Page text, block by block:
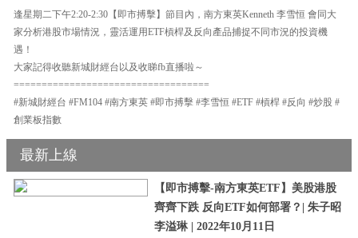
逢星期二下午2:20-2:30【即市搏擊】節目內，南方東英Kenneth 李雪恒 會同大
家分析港股市場情況，靈活運用ETF槓桿及反向產品捕捉不同市況的投資機
遇！
大家記得收聽新城財經台以及收睇fb直播啦～
===================================
#新城財經台 #FM104 #南方東英 #即市搏擊 #李雪恒 #ETF #槓桿 #反向 #炒股 #
創業板指數
最新上線
【即市搏擊-南方東英ETF】美股港股
齊齊下跌 反向ETF如何部署？| 朱子昭
李溢琳 | 2022年10月11日